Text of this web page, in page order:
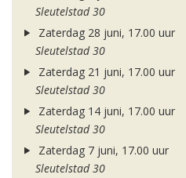
Sleutelstad 30
Zaterdag 28 juni, 17.00 uur
Sleutelstad 30
Zaterdag 21 juni, 17.00 uur
Sleutelstad 30
Zaterdag 14 juni, 17.00 uur
Sleutelstad 30
Zaterdag 7 juni, 17.00 uur
Sleutelstad 30